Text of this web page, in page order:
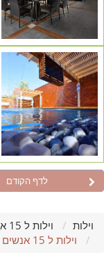
לדף הקודם
וילות וילות ל 15 אנשים
וילות ל 15 אנשים בגליל מערבי